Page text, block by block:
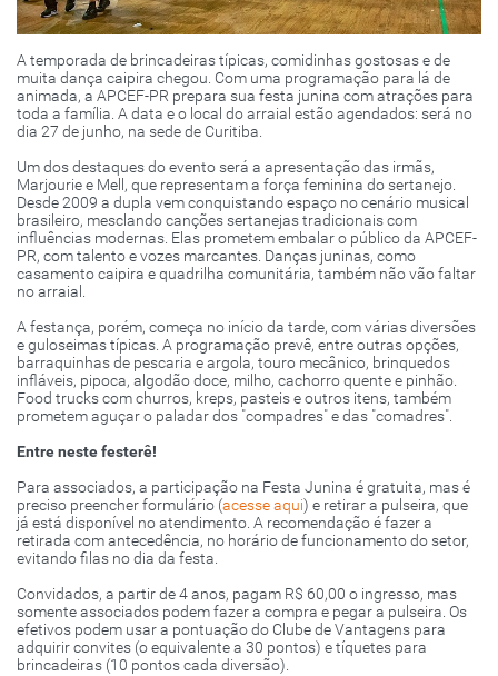
A temporada de brincadeiras típicas, comidinhas gostosas e de
muita dança caipira chegou. Com uma programação para lá de
animada, a APCEF-PR prepara sua festa junina com atrações para
toda a família. A data e o local do arraial estão agendados: será no
dia 27 de junho, na sede de Curitiba.
Um dos destaques do evento será a apresentação das irmãs,
Marjourie e Mell, que representam a força feminina do sertanejo.
Desde 2009 a dupla vem conquistando espaço no cenário musical
brasileiro, mesclando canções sertanejas tradicionais com
influências modernas. Elas prometem embalar o público da APCEF-
PR, com talento e vozes marcantes. Danças juninas, como
casamento caipira e quadrilha comunitária, também não vão faltar
no arraial.
A festança, porém, começa no início da tarde, com várias diversões
e guloseimas típicas. A programação prevê, entre outras opções,
barraquinhas de pescaria e argola, touro mecânico, brinquedos
infláveis, pipoca, algodão doce, milho, cachorro quente e pinhão.
Food trucks com churros, kreps, pasteis e outros itens, também
prometem aguçar o paladar dos "compadres" e das "comadres".
Entre neste festerê!
Para associados, a participação na Festa Junina é gratuita, mas é
preciso preencher formulário (acesse aqui) e retirar a pulseira, que
já está disponível no atendimento. A recomendação é fazer a
retirada com antecedência, no horário de funcionamento do setor,
evitando filas no dia da festa.
Convidados, a partir de 4 anos, pagam R$ 60,00 o ingresso, mas
somente associados podem fazer a compra e pegar a pulseira. Os
efetivos podem usar a pontuação do Clube de Vantagens para
adquirir convites (o equivalente a 30 pontos) e tíquetes para
brincadeiras (10 pontos cada diversão).